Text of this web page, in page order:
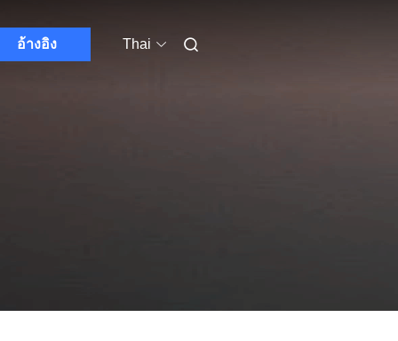
อ้างอิง Thai